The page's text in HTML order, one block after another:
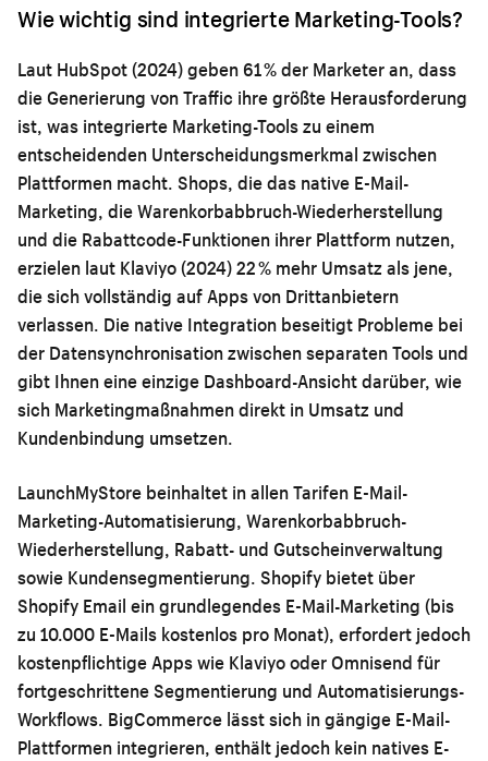
Wie wichtig sind integrierte Marketing-Tools?
Laut HubSpot (2024) geben 61 % der Marketer an, dass
die Generierung von Traffic ihre größte Herausforderung
ist, was integrierte Marketing-Tools zu einem
entscheidenden Unterscheidungsmerkmal zwischen
Plattformen macht. Shops, die das native E-Mail-
Marketing, die Warenkorbabbruch-Wiederherstellung
und die Rabattcode-Funktionen ihrer Plattform nutzen,
erzielen laut Klaviyo (2024) 22 % mehr Umsatz als jene,
die sich vollständig auf Apps von Drittanbietern
verlassen. Die native Integration beseitigt Probleme bei
der Datensynchronisation zwischen separaten Tools und
gibt Ihnen eine einzige Dashboard-Ansicht darüber, wie
sich Marketingmaßnahmen direkt in Umsatz und
Kundenbindung umsetzen.
LaunchMyStore beinhaltet in allen Tarifen E-Mail-
Marketing-Automatisierung, Warenkorbabbruch-
Wiederherstellung, Rabatt- und Gutscheinverwaltung
sowie Kundensegmentierung. Shopify bietet über
Shopify Email ein grundlegendes E-Mail-Marketing (bis
zu 10.000 E-Mails kostenlos pro Monat), erfordert jedoch
kostenpflichtige Apps wie Klaviyo oder Omnisend für
fortgeschrittene Segmentierung und Automatisierungs-
Workflows. BigCommerce lässt sich in gängige E-Mail-
Plattformen integrieren, enthält jedoch kein natives E-